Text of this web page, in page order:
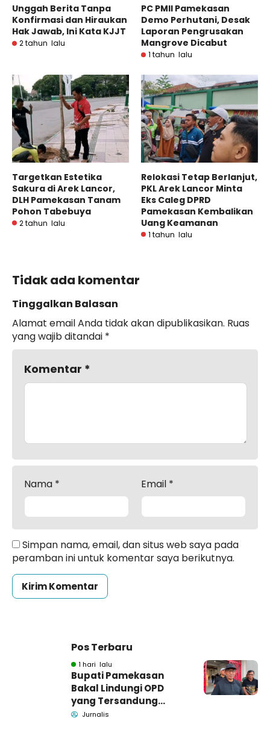
Unggah Berita Tanpa
Konfirmasi dan Hiraukan
Hak Jawab, Ini Kata KJJT
2 tahun lalu
PC PMII Pamekasan
Demo Perhutani, Desak
Laporan Pengrusakan
Mangrove Dicabut
1 tahun lalu
Targetkan Estetika
Sakura di Arek Lancor,
DLH Pamekasan Tanam
Pohon Tabebuya
2 tahun lalu
Relokasi Tetap Berlanjut,
PKL Arek Lancor Minta
Eks Caleg DPRD
Pamekasan Kembalikan
Uang Keamanan
1 tahun lalu
Tidak ada komentar
Tinggalkan Balasan
Alamat email Anda tidak akan dipublikasikan. Ruas
yang wajib ditandai *
Komentar *
Nama * Email *
Simpan nama, email, dan situs web saya pada
peramban ini untuk komentar saya berikutnya.
Pos Terbaru
1 hari lalu
Bupati Pamekasan
Bakal Lindungi OPD
yang Tersandung
Dugaan Korupsi
Jurnalis